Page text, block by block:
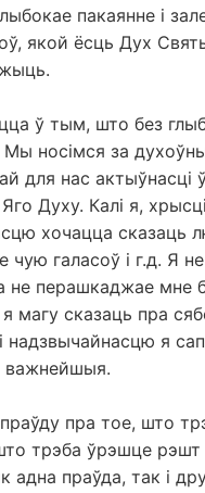
пакаянне і
якой ёсць Дух
ў тым, што без
носімся за
для нас актыўнасці
Духу. Калі я,
хочацца сказаць
чую галасоў і г.д. Я
не перашкаджае мне
магу сказаць пра
надзвычайнасцю я
важнейшыя.
пра тое, што
трэба ўрэшце рэшт
праўда, так і